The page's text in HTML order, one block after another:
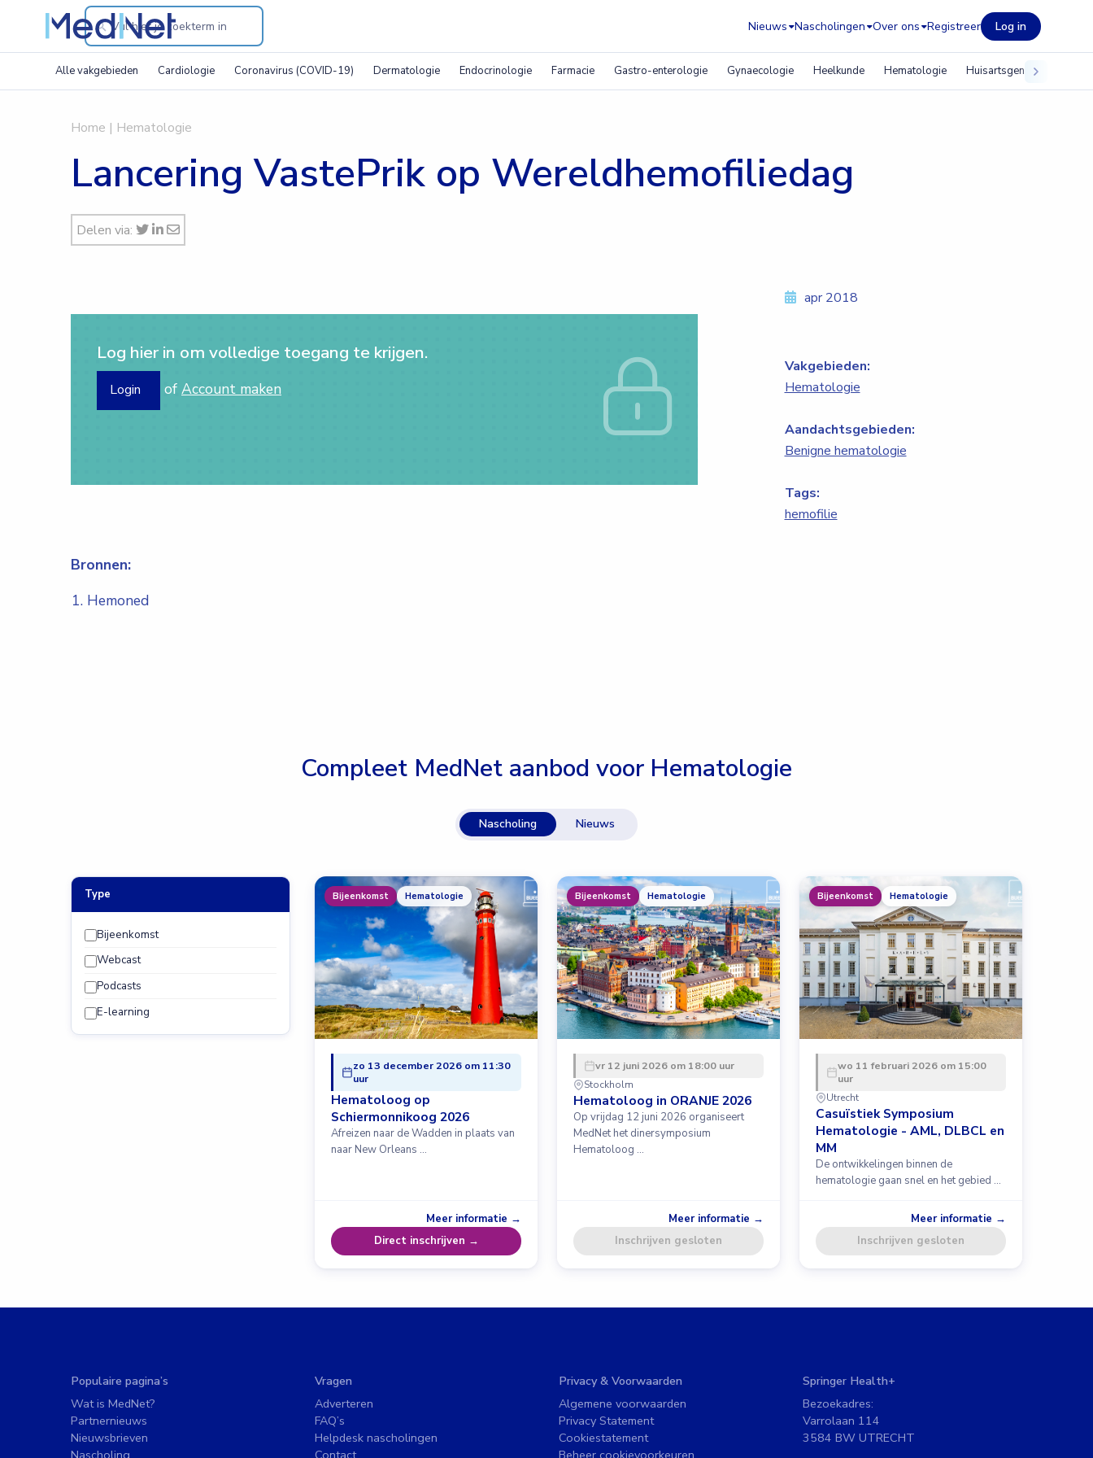
Search
through
the
Nieuws Nascholingen Over ons Registreer Log in
Alle vakgebieden Cardiologie Coronavirus (COVID-19) Dermatologie Endocrinologie Farmacie Gastro-enterologie Gynaecologie Heelkunde Hematologie Huisartsgeneeskunde
Home | Hematologie
Lancering VastePrik op Wereldhemofiliedag
Delen via:
Log hier in om volledige toegang te krijgen.
Login of Account maken
Bronnen:
Hemoned
apr 2018
Vakgebieden:
Hematologie
Aandachtsgebieden:
Benigne hematologie
Tags:
hemofilie
Compleet MedNet aanbod voor Hematologie
Nascholing Nieuws
Type
Bijeenkomst
Webcast
Podcasts
E-learning
Bijeenkomst Hematologie
zo 13 december 2026 om 11:30
uur
Hematoloog op
Schiermonnikoog 2026
Afreizen naar de Wadden in plaats van
naar New Orleans …
Meer informatie →
Direct inschrijven →
Bijeenkomst Hematologie
vr 12 juni 2026 om 18:00 uur
Stockholm
Hematoloog in ORANJE 2026
Op vrijdag 12 juni 2026 organiseert
MedNet het dinersymposium
Hematoloog …
Meer informatie →
Inschrijven gesloten
Bijeenkomst Hematologie
wo 11 februari 2026 om 15:00
uur
Utrecht
Casuïstiek Symposium
Hematologie - AML, DLBCL en
MM
De ontwikkelingen binnen de
hematologie gaan snel en het gebied …
Meer informatie →
Inschrijven gesloten
Populaire pagina’s
Wat is MedNet?
Partnernieuws
Nieuwsbrieven
Nascholing
Vragen
Adverteren
FAQ’s
Helpdesk nascholingen
Contact
Privacy & Voorwaarden
Algemene voorwaarden
Privacy Statement
Cookiestatement
Beheer cookievoorkeuren
Springer Health+
Bezoekadres:
Varrolaan 114
3584 BW UTRECHT